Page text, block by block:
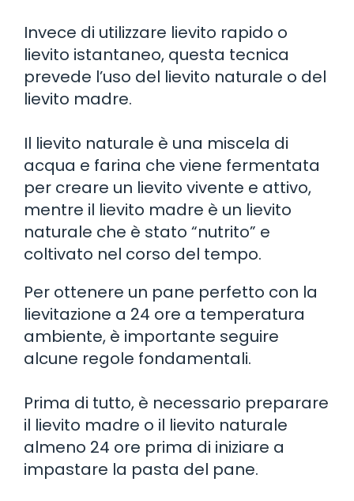
Invece di utilizzare lievito rapido o
lievito istantaneo, questa tecnica
prevede l’uso del lievito naturale o del
lievito madre.
Il lievito naturale è una miscela di
acqua e farina che viene fermentata
per creare un lievito vivente e attivo,
mentre il lievito madre è un lievito
naturale che è stato “nutrito” e
coltivato nel corso del tempo.
Per ottenere un pane perfetto con la
lievitazione a 24 ore a temperatura
ambiente, è importante seguire
alcune regole fondamentali.
Prima di tutto, è necessario preparare
il lievito madre o il lievito naturale
almeno 24 ore prima di iniziare a
impastare la pasta del pane.